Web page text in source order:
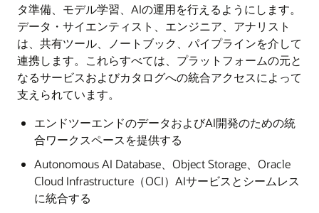
タ準備、モデル学習、AIの運用を行えるようにします 。
データ・サイエンティスト、エンジニア、アナリスト
は、共有ツール、ノートブック、パイプラインを介して
連携します。これらすべては、プラットフォームの元と
なるサービスおよびカタログへの統合アクセスによって
支えられています 。​
エンドツーエンドのデータおよびAI開発のための統
合ワークスペースを提供する
Autonomous AI Database、Object Storage、Oracle
Cloud Infrastructure（OCI）AIサービスとシームレス
に統合する